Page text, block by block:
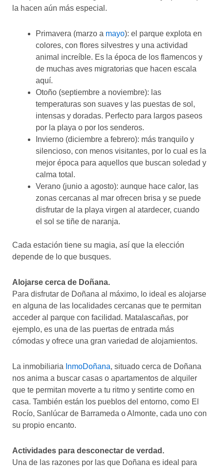
la hacen aún más especial.
Primavera (marzo a mayo): el parque explota en
colores, con flores silvestres y una actividad
animal increíble. Es la época de los flamencos y
de muchas aves migratorias que hacen escala
aquí.
Otoño (septiembre a noviembre): las
temperaturas son suaves y las puestas de sol,
intensas y doradas. Perfecto para largos paseos
por la playa o por los senderos.
Invierno (diciembre a febrero): más tranquilo y
silencioso, con menos visitantes, por lo cual es la
mejor época para aquellos que buscan soledad y
calma total.
Verano (junio a agosto): aunque hace calor, las
zonas cercanas al mar ofrecen brisa y se puede
disfrutar de la playa virgen al atardecer, cuando
el sol se tiñe de naranja.
Cada estación tiene su magia, así que la elección
depende de lo que busques.
Alojarse cerca de Doñana.
Para disfrutar de Doñana al máximo, lo ideal es alojarse
en alguna de las localidades cercanas que te permitan
acceder al parque con facilidad. Matalascañas, por
ejemplo, es una de las puertas de entrada más
cómodas y ofrece una gran variedad de alojamientos.
La inmobiliaria InmoDoñana, situado cerca de Doñana
nos anima a buscar casas o apartamentos de alquiler
que te permitan moverte a tu ritmo y sentirte como en
casa. También están los pueblos del entorno, como El
Rocío, Sanlúcar de Barrameda o Almonte, cada uno con
su propio encanto.
Actividades para desconectar de verdad.
Una de las razones por las que Doñana es ideal para